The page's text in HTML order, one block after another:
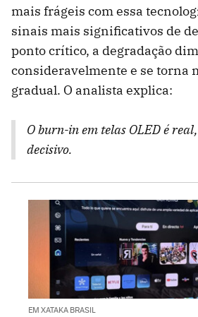
mais frágeis com essa
sinais mais significativos de
ponto crítico, a degradação
consideravelmente e se torna
gradual. O analista explica:
O burn-in em telas OLED é
decisivo.
EM XATAKA BRASIL